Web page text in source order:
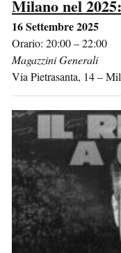
Milano nel
16 Settembre 2025
Orario: 20:00 – 22:00
Magazzini Generali
Via Pietrasanta, 14–